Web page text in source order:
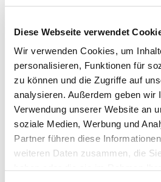
Diese Webseite verwendet
Wir verwenden Cookies, um
personalisieren, Funktionen für
zu können und die Zugriffe auf
analysieren. Außerdem geben wir
Verwendung unserer Website an
soziale Medien, Werbung und
Partner führen diese
weiteren Daten zusammen, die
Kraichgau